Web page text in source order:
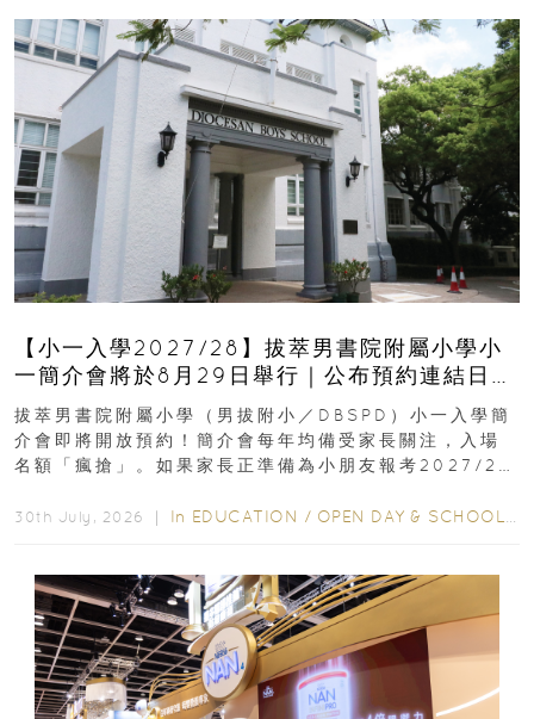
【小一入學2027/28】拔萃男書院附屬小學小
一簡介會將於8月29日舉行｜公布預約連結日期
｜更設有網上重溫
拔萃男書院附屬小學（男拔附小／DBSPD）小一入學簡
介會即將開放預約！簡介會每年均備受家長關注，入場
名額「瘋搶」。如果家長正準備為小朋友報考2027/28
30th July, 2026 ｜ In EDUCATION / OPEN DAY & SCHOOL EVENTS